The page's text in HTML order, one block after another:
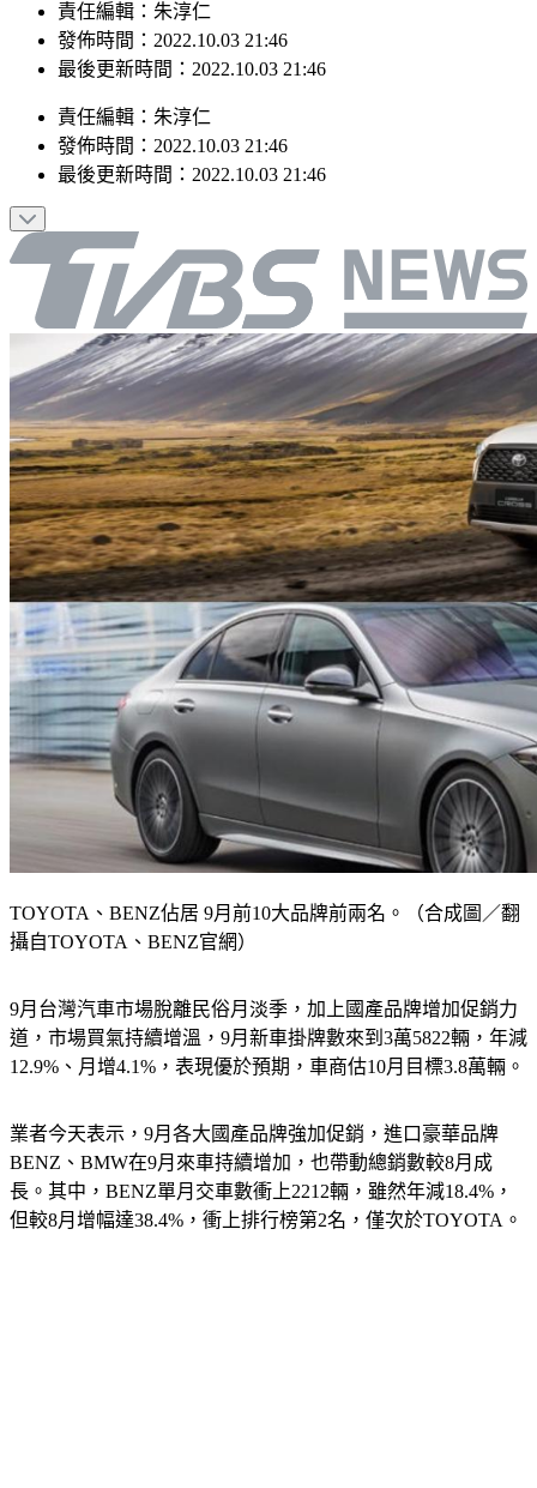
發佈時間：2022.10.03 21:46
最後更新時間：2022.10.03 21:46
發佈時間： 2022.10.03 21:46
最後更新時間：2022.10.03 21:46
攝自TOYOTA、BENZ官網）
道，市場買氣持續增溫，9月新車掛牌數來到3萬5822輛，年減
12.9%、月增4.1%，表現優於預期，車商估10月目標3.8萬輛。
BENZ、BMW在9月來車持續增加，也帶動總銷數較8月成
長。其中，BENZ單月交車數衝上2212輛，雖然年減18.4%，
但較8月增幅達38.4%，衝上排行榜第2名，僅次於TOYOTA。